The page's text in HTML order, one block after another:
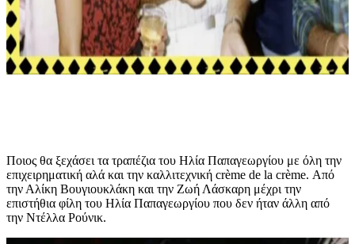
Ποιος θα ξεχάσει τα τραπέζια του Ηλία Παπαγεωργίου με όλη την
επιχειρηματική αλά και την καλλιτεχνική crème de la crème. Από
την Αλίκη Βουγιουκλάκη και την Ζωή Λάσκαρη μέχρι την
επιστήθια φίλη του Ηλία Παπαγεωργίου που δεν ήταν άλλη από
την Ντέλλα Ρούνικ.